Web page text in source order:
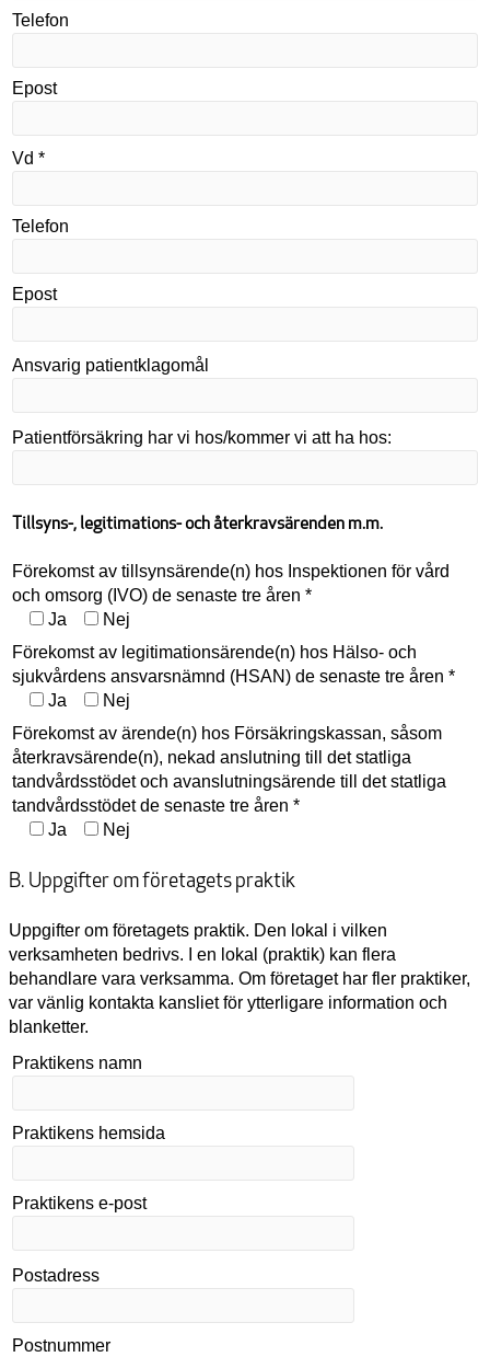
Telefon
Epost
Vd *
Telefon
Epost
Ansvarig patientklagomål
Patientförsäkring har vi hos/kommer vi att ha hos:
Tillsyns-, legitimations- och återkravsärenden m.m.
Förekomst av tillsynsärende(n) hos Inspektionen för vård
och omsorg (IVO) de senaste tre åren *
Ja
Nej
Förekomst av legitimationsärende(n) hos Hälso- och
sjukvårdens ansvarsnämnd (HSAN) de senaste tre åren *
Ja
Nej
Förekomst av ärende(n) hos Försäkringskassan, såsom
återkravsärende(n), nekad anslutning till det statliga
tandvårdsstödet och avanslutningsärende till det statliga
tandvårdsstödet de senaste tre åren *
Ja
Nej
B. Uppgifter om företagets praktik
Uppgifter om företagets praktik. Den lokal i vilken
verksamheten bedrivs. I en lokal (praktik) kan flera
behandlare vara verksamma. Om företaget har fler praktiker,
var vänlig kontakta kansliet för ytterligare information och
blanketter.
Praktikens namn
Praktikens hemsida
Praktikens e-post
Postadress
Postnummer